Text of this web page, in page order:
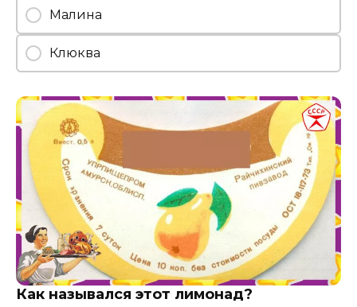
Малина
Клюква
Как назывался этот лимонад?